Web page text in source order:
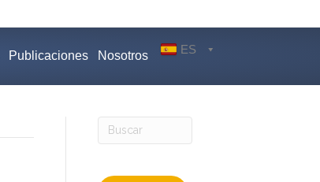
Publicaciones Nosotros ES